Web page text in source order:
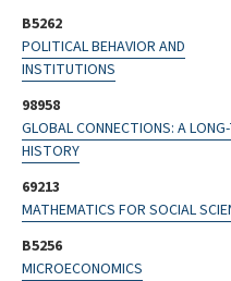
B5262
POLITICAL BEHAVIOR AND
INSTITUTIONS
98958
GLOBAL CONNECTIONS: A
HISTORY
69213
MATHEMATICS FOR SOCIAL
B5256
MICROECONOMICS